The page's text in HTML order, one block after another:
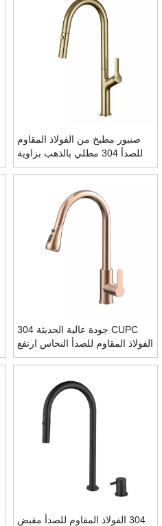
صنبور مطبخ من الفولاذ المقاوم
للصدأ 304 مطلي بالذهب بزاوية
360 درجة مع بخاخ منسدل
CUPC جودة عالية الحديثة 304
الفولاذ المقاوم للصدأ النحاس ارتفع
الذهب ثقب واحد سحب خلاط
304 الفولاذ المقاوم للصدأ مقبض